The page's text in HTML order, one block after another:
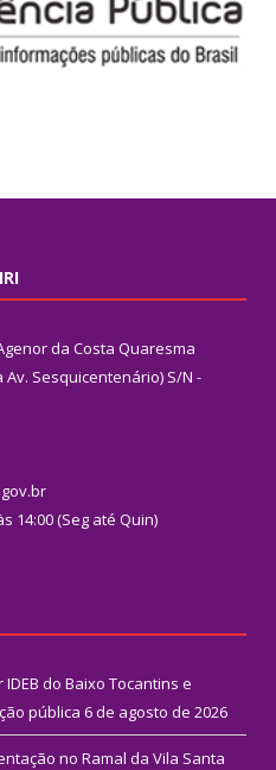
da Costa Quaresma
Sesquicentenário) S/N -
14:00 (Seg até Quin)
do Baixo Tocantins e
pública 6 de agosto de 2026
no Ramal da Vila Santa